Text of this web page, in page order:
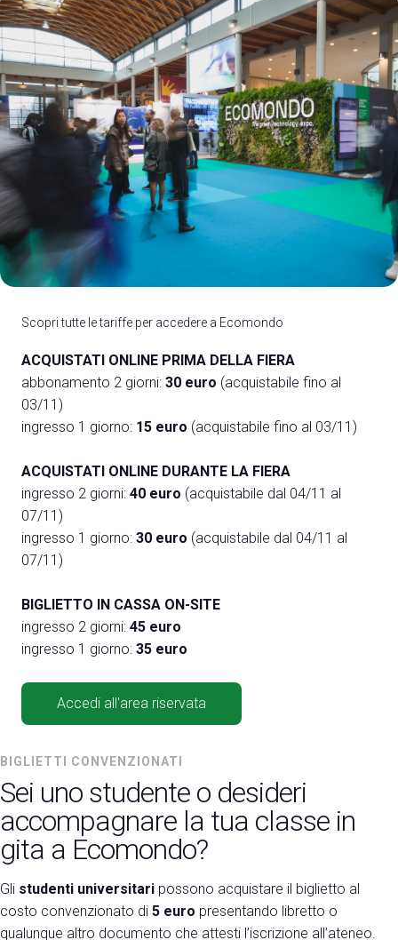
Accedi alla sezione Come arrivare
event
A cura di: IT
Scopri tutte le tariffe per accedere a Ecomondo
ACQUISTATI ONLINE PRIMA DELLA FIERA
abbonamento 2 giorni: 30 euro (acquistabile fino al
03/11)
ingresso 1 giorno: 15 euro (acquistabile fino al 03/11)
ACQUISTATI ONLINE DURANTE LA FIERA
ingresso 2 giorni: 40 euro (acquistabile dal 04/11 al
07/11)
ingresso 1 giorno: 30 euro (acquistabile dal 04/11 al
07/11)
BIGLIETTO IN CASSA ON-SITE
ingresso 2 giorni: 45 euro
ingresso 1 giorno: 35 euro
Accedi all'area riservata
BIGLIETTI CONVENZIONATI
Sei uno studente o desideri
accompagnare la tua classe in
gita a Ecomondo?
Gli studenti universitari possono acquistare il biglietto al
costo convenzionato di 5 euro presentando libretto o
qualunque altro documento che attesti l’iscrizione all’ateneo.